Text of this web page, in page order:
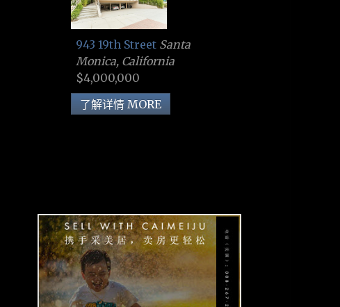
943 19th Street Santa
Monica, California
$4,000,000
了解详情 MORE